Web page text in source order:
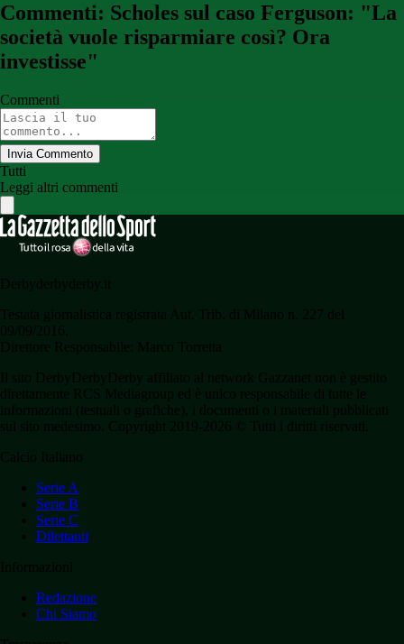
Commenti: Scholes sul caso Ferguson: "La
società vuole risparmiare così? Ora
investisse"
Commenti
Invia Commento
Tutti
Leggi altri commenti
Serie A
Serie B
Serie C
Dilettanti
Redazione
Chi Siamo